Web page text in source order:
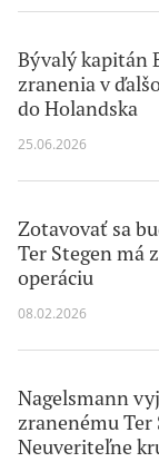
Bývalý kapitán
zranenia v
do Holandska
25.06.2026
Zotavovať sa
Ter Stegen má
operáciu
08.02.2026
Nagelsmann
zranenému Ter
Neuveriteľne